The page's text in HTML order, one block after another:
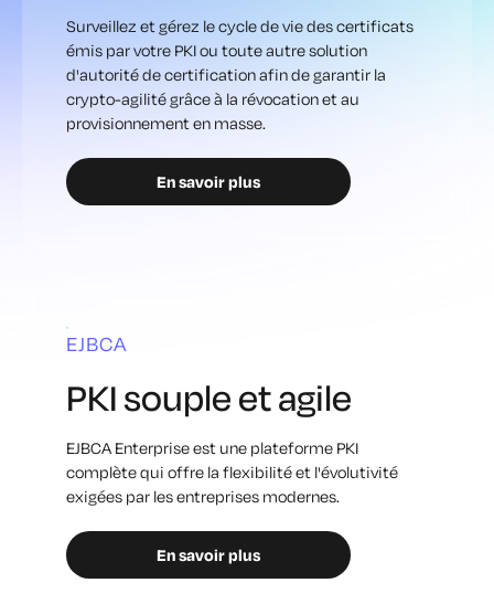
Surveillez et gérez le cycle de vie des certificats
émis par votre PKI ou toute autre solution
d'autorité de certification afin de garantir la
crypto-agilité grâce à la révocation et au
provisionnement en masse.
En savoir plus
EJBCA
PKI souple et agile
EJBCA Enterprise est une plateforme PKI
complète qui offre la flexibilité et l'évolutivité
exigées par les entreprises modernes.
En savoir plus